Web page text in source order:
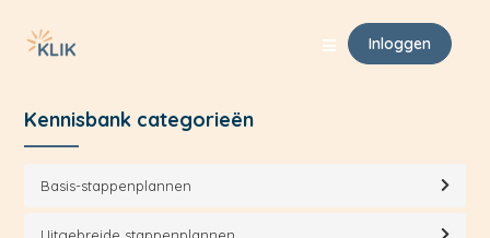
Inloggen
Stappenplannen
Kennisbank categorieën
Basis-stappenplannen
Uitgebreide stappenplannen